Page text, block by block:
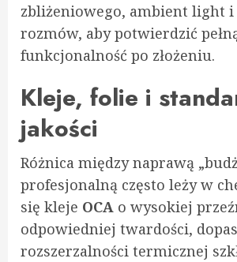
zbliżeniowego, ambient light i
rozmów, aby potwierdzić
funkcjonalność po złożeniu.
Kleje, folie i
jakości
Różnica między naprawą
profesjonalną często leży w
się kleje OCA o wysokiej
odpowiedniej twardości,
rozszerzalności termicznej